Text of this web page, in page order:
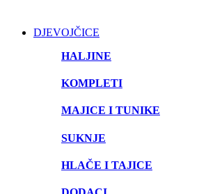
DJEVOJČICE
HALJINE
KOMPLETI
MAJICE I TUNIKE
SUKNJE
HLAČE I TAJICE